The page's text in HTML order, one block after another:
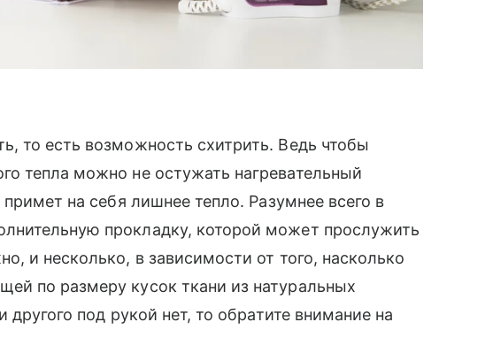
то есть возможность схитрить. Ведь чтобы
тепла можно не остужать нагревательный
на себя лишнее тепло. Разумнее всего в
прокладку, которой может прослужить
и несколько, в зависимости от того, насколько
по размеру кусок ткани из натуральных
другого под рукой нет, то обратите внимание на